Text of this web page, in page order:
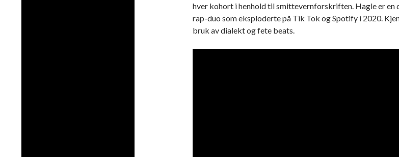
hver kohort i henhold til smittevernforskriften. Hagle er en
rap-duo som eksploderte på Tik Tok og Spotify i 2020.
bruk av dialekt og fete beats.